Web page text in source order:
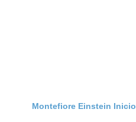
Montefiore Einstein Inicio